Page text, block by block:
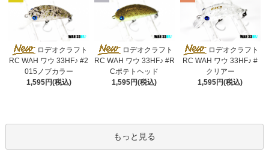
ロデオクラフト
RC WAH ワウ 33HF♪ #2
015ノブカラー
1,595円(税込)
ロデオクラフト
RC WAH ワウ 33HF♪ #R
Cポテトヘッド
1,595円(税込)
ロデオクラフト
RC WAH ワウ 33HF♪ #
クリアー
1,595円(税込)
もっと見る